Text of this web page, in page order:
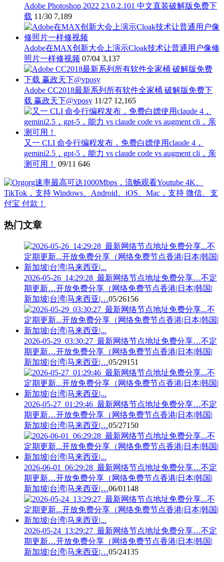
Adobe Photoshop 2022 23.0.2.101 中文直装破解版免费下
载 11/30 7,189
Adobe在MAX创新大会上演示Cloak技术让普通用户像修
照片一样修视频 07/04 3,137
Adobe CC2018最新系列所有软件全家桶 破解版免费下
载 赢政天下@vposy 11/27 12,165
又一 CLI 命令行编程发布，免费白嫖使用claude 4，
gemini2.5，gpt-5，能力 vs claude code vs augment cli，亲
测可用！
09/11 646
热门文章
2026-05-26_14:29:28_最新网络节点地址免费分享…不定
期更新…开放免费分享（网络免费节点香港|日本|韩国|
新加坡|台湾|马来西亚|…05/26156
2026-05-29_03:30:27_最新网络节点地址免费分享…不定
期更新…开放免费分享（网络免费节点香港|日本|韩国|
新加坡|台湾|马来西亚|…05/29151
2026-05-27_01:29:46_最新网络节点地址免费分享…不定
期更新…开放免费分享（网络免费节点香港|日本|韩国|
新加坡|台湾|马来西亚|…05/27150
2026-06-01_06:29:28_最新网络节点地址免费分享…不定
期更新…开放免费分享（网络免费节点香港|日本|韩国|
新加坡|台湾|马来西亚|…06/01 148
2026-05-24_13:29:27_最新网络节点地址免费分享…不定
期更新…开放免费分享（网络免费节点香港|日本|韩国|
新加坡|台湾|马来西亚|…05/24135